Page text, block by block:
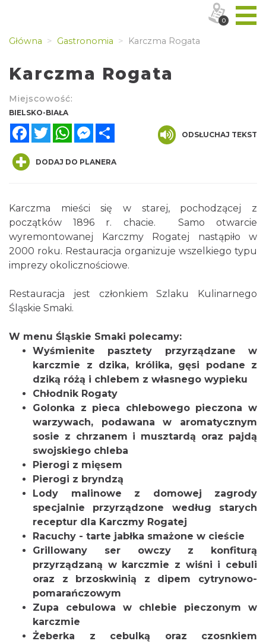
Główna Gastronomia Karczma Rogata
Karczma Rogata
Miejscowość:
BIELSKO-BIAŁA
FacebookTwitterWhatsAppMessenger
ODSŁUCHAJ TEKST
DODAJ DO PLANERA
Karczma mieści się w starej, pochodzącej z
początków 1896 r. chacie. Samo otwarcie
wyremontowanej Karczmy Rogatej nastąpiło w
2000 roku. Restauracja organizuje wszelkiego typu
imprezy okolicznościowe.
Restauracja jest członkiem Szlaku Kulinarnego
Śląskie Smaki.
W menu Śląskie Smaki polecamy:
Wyśmienite pasztety przyrządzane w
karczmie z dzika, królika, gęsi podane z
dziką różą i chlebem z własnego wypieku
Chłodnik Rogaty
Golonka z pieca chlebowego pieczona w
warzywach, podawana w aromatycznym
sosie z chrzanem i musztardą oraz pajdą
swojskiego chleba
Pierogi z mięsem
Pierogi z bryndzą
Lody malinowe z domowej zagrody
specjalnie przyrządzone według starych
receptur dla Karczmy Rogatej
Racuchy - tarte jabłka smażone w cieście
Grillowany ser owczy z konfiturą
przyrządzaną w karczmie z wiśni i cebuli
oraz z brzoskwinią z dipem cytrynowo-
pomarańczowym
Zupa cebulowa w chlebie pieczonym w
karczmie
Żeberka z cebulką oraz czosnkiem
0